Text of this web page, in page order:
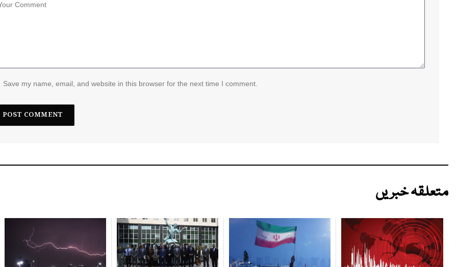
Save my name, email, and website in this browser for the next time I comment.
متعلقہ خبریں